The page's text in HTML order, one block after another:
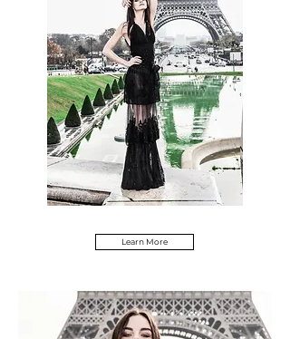
Learn More